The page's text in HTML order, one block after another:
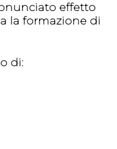
effetto
la formazione di
di: